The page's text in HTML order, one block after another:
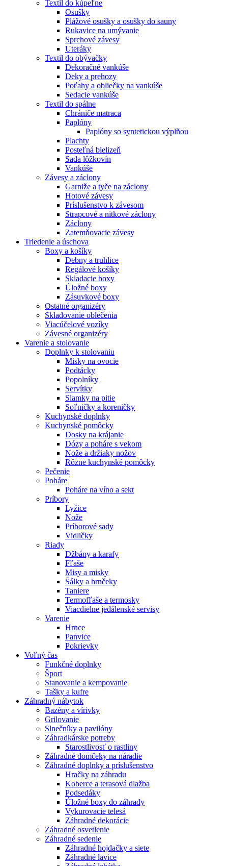
Textil do kúpeľne
Osušky
Plážové osušky a osušky do sauny
Rukavice na umývanie
Sprchové závesy
Uteráky
Textil do obývačky
Dekoračné vankúše
Deky a prehozy
Poťahy a obliečky na vankúše
Sedacie vankúše
Textil do spálne
Chrániče matraca
Paplóny
Paplóny so syntetickou výplňou
Plachty
Posteľná bielizeň
Sada lôžkovín
Vankúše
Závesy a záclony
Garniže a tyče na záclony
Hotové závesy
Príslušenstvo k závesom
Strapcové a nitkové záclony
Záclony
Zatemňovacie závesy
Triedenie a úschova
Boxy a košíky
Debny a truhlice
Regálové košíky
Skladacie boxy
Úložné boxy
Zásuvkové boxy
Ostatné organizéry
Skladovanie oblečenia
Viacúčelové vozíky
Závesné organizéry
Varenie a stolovanie
Doplnky k stolovaniu
Misky na ovocie
Podtácky
Popolníky
Servítky
Slamky na pitie
Soľničky a koreničky
Kuchynské doplnky
Kuchynské pomôcky
Dosky na krájanie
Dózy a poháre s vekom
Nože a držiaky nožov
Rôzne kuchynské pomôcky
Pečenie
Poháre
Poháre na víno a sekt
Príbory
Lyžice
Nože
Príborové sady
Vidličky
Riady
Džbány a karafy
Fľaše
Misy a misky
Šálky a hrnčeky
Taniere
Termofľaše a termosky
Viacdielne jedálenské servisy
Varenie
Hrnce
Panvice
Pokrievky
Voľný čas
Funkčné doplnky
Šport
Stanovanie a kempovanie
Tašky a kufre
Záhradný nábytok
Bazény a vírivky
Grilovanie
Slnečníky a pavilóny
Záhradkárske potreby
Starostlivosť o rastliny
Záhradné domčeky na náradie
Záhradné doplnky a príslušenstvo
Hračky na záhradu
Koberce a terasová dlažba
Podsedáky
Úložné boxy do záhrady
Vykurovacie telesá
Záhradné dekorácie
Záhradné osvetlenie
Záhradné sedenie
Záhradné hojdačky a siete
Záhradné lavice